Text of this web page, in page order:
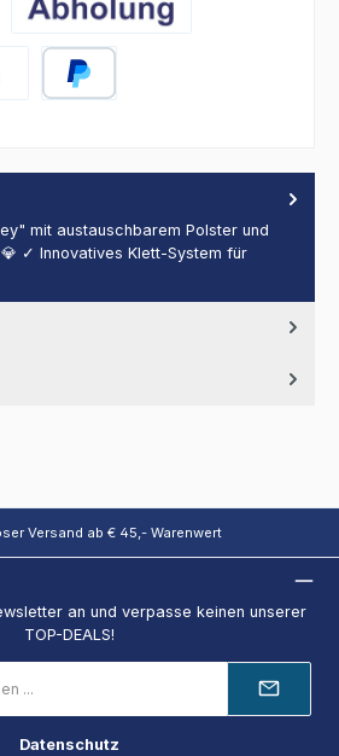
Abholung
mit austauschbarem Polster und
✓ Innovatives Klett-System für
Versand ab € 45,- Warenwert
an und verpasse keinen unserer
TOP-DEALS!
Datenschutz